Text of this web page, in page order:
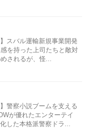
スバル運輸新規事業開発
を持った上司たちと敵対
されるが、怪...
警察小説ブームを支える
が優れたエンターテイ
した本格派警察ドラ...